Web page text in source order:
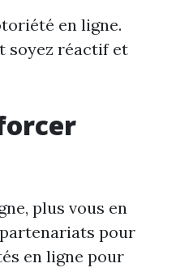
en ligne.
soyez réactif et
plus vous en
partenariats pour
en ligne pour